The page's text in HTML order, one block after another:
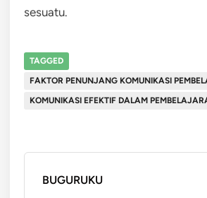
sesuatu.
TAGGED
FAKTOR PENUNJANG KOMUNIKASI
KOMUNIKASI EFEKTIF DALAM
BUGURUKU